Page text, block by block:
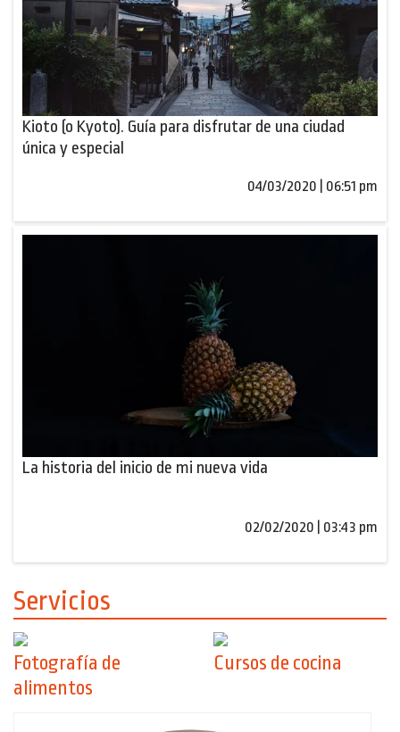
Kioto (o Kyoto). Guía para disfrutar de una ciudad
única y especial
04/03/2020 | 06:51 pm
La historia del inicio de mi nueva vida
02/02/2020 | 03:43 pm
Servicios
Fotografía de
alimentos
Cursos de cocina